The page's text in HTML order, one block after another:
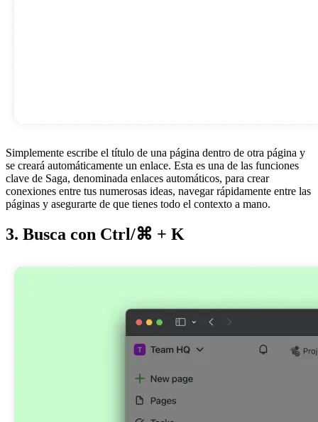
Simplemente escribe el título de una página dentro de otra página y
se creará automáticamente un enlace. Esta es una de las funciones
clave de Saga, denominada enlaces automáticos, para crear
conexiones entre tus numerosas ideas, navegar rápidamente entre las
páginas y asegurarte de que tienes todo el contexto a mano.
3. Busca con Ctrl/⌘ + K